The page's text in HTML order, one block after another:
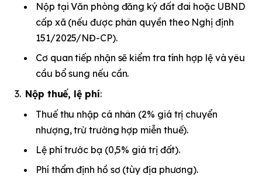
Nộp tại Văn phòng đăng ký đất đai hoặc UBND
cấp xã (nếu được phân quyền theo Nghị định
151/2025/NĐ-CP).
Cơ quan tiếp nhận sẽ kiểm tra tính hợp lệ và yêu
cầu bổ sung nếu cần.
Nộp thuế, lệ phí:
Thuế thu nhập cá nhân (2% giá trị chuyển
nhượng, trừ trường hợp miễn thuế).
Lệ phí trước bạ (0,5% giá trị đất).
Phí thẩm định hồ sơ (tùy địa phương).